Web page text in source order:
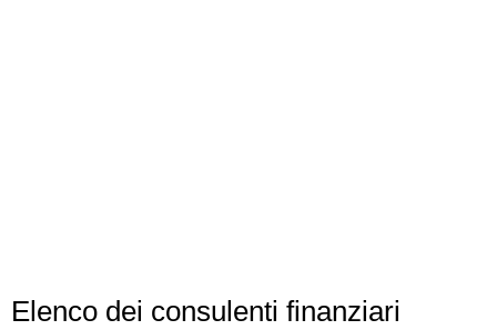
Elenco dei consulenti finanziari